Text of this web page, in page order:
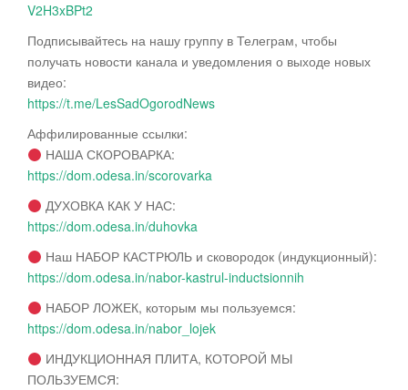
V2H3xBPt2
Подписывайтесь на нашу группу в Телеграм, чтобы
получать новости канала и уведомления о выходе новых
видео:
https://t.me/LesSadOgorodNews
Аффилированные ссылки:
НАША СКОРОВАРКА:
https://dom.odesa.in/scorovarka
ДУХОВКА КАК У НАС:
https://dom.odesa.in/duhovka
Наш НАБОР КАСТРЮЛЬ и сковородок (индукционный):
https://dom.odesa.in/nabor-kastrul-inductsionnih
НАБОР ЛОЖЕК, которым мы пользуемся:
https://dom.odesa.in/nabor_lojek
ИНДУКЦИОННАЯ ПЛИТА, КОТОРОЙ МЫ
ПОЛЬЗУЕМСЯ: